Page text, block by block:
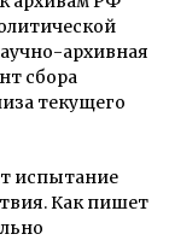
архивная
сбора
текущего
испытание
Как пишет